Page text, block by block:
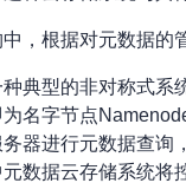
，根据对元数据的
典型的非对称式
名字节点
器进行元数据查
数据云存储系统